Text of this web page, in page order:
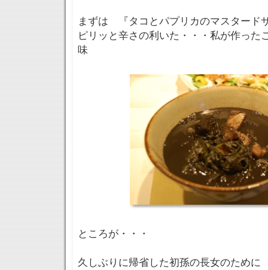
まずは 『タコとパプリカのマスタード
ピリッと辛さの利いた・・・私が作った
味
ところが・・・
久しぶりに帰省した初孫の長女のため